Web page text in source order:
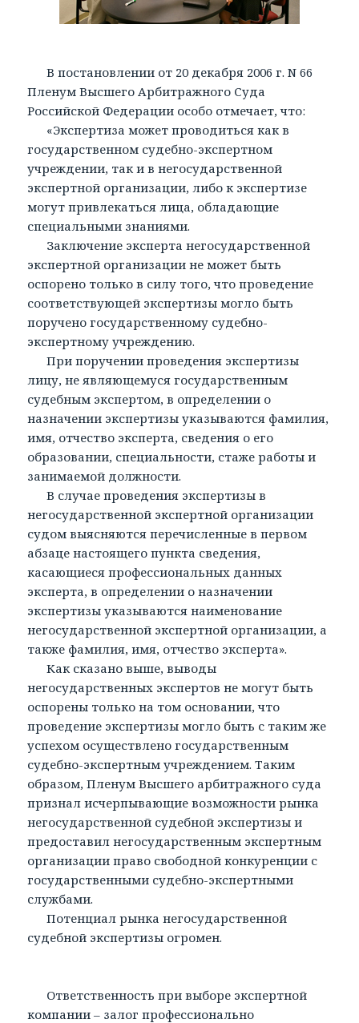
В постановлении от 20 декабря 2006 г. N 66
Пленум Высшего Арбитражного Суда
Российской Федерации особо отмечает, что:
«Экспертиза может проводиться как в
государственном судебно-экспертном
учреждении, так и в негосударственной
экспертной организации, либо к экспертизе
могут привлекаться лица, обладающие
специальными знаниями.
Заключение эксперта негосударственной
экспертной организации не может быть
оспорено только в силу того, что проведение
соответствующей экспертизы могло быть
поручено государственному судебно-
экспертному учреждению.
При поручении проведения экспертизы
лицу, не являющемуся государственным
судебным экспертом, в определении о
назначении экспертизы указываются фамилия,
имя, отчество эксперта, сведения о его
образовании, специальности, стаже работы и
занимаемой должности.
В случае проведения экспертизы в
негосударственной экспертной организации
судом выясняются перечисленные в первом
абзаце настоящего пункта сведения,
касающиеся профессиональных данных
эксперта, в определении о назначении
экспертизы указываются наименование
негосударственной экспертной организации, а
также фамилия, имя, отчество эксперта».
Как сказано выше, выводы
негосударственных экспертов не могут быть
оспорены только на том основании, что
проведение экспертизы могло быть с таким же
успехом осуществлено государственным
судебно-экспертным учреждением. Таким
образом, Пленум Высшего арбитражного суда
признал исчерпывающие возможности рынка
негосударственной судебной экспертизы и
предоставил негосударственным экспертным
организации право свободной конкуренции с
государственными судебно-экспертными
службами.
Потенциал рынка негосударственной
судебной экспертизы огромен.
Ответственность при выборе экспертной
компании – залог профессионально